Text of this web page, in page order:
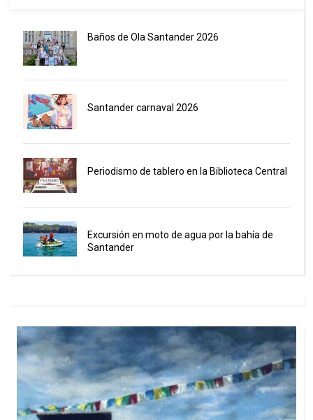
Baños de Ola Santander 2026
Santander carnaval 2026
Periodismo de tablero en la Biblioteca Central
Excursión en moto de agua por la bahía de
Santander